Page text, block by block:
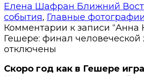
Елена Шафран Ближний
события, Главные фотографии
Комментарии к записи “Анна
Гешере: финал человеческой
отключены
Скоро год как в Гешере